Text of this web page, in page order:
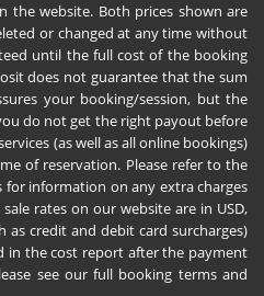
the website. Both prices shown are
or changed at any time without
until the full cost of the booking
does not guarantee that the sum
your booking/session, but the
do not get the right payout before
(as well as all online bookings)
of reservation. Please refer to the
for information on any extra charges
rates on our website are in USD,
as credit and debit card surcharges)
in the cost report after the payment
see our full booking terms and